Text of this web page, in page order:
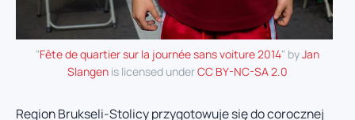
"Fête de quartier sur la journée sans voiture 2014" byJan
Slangen is licensed underCC BY-NC-SA 2.0
Region Brukseli-Stolicy przygotowuje się do corocznej